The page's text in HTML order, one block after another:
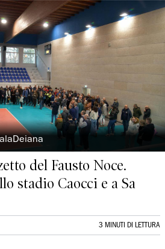
del Fausto Noce.
stadio Caocci e a Sa
3 MINUTI DI LETTURA